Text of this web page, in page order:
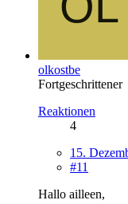
olkostbe
Fortgeschrittener
Reaktionen
4
15.
#11
Hallo ailleen,